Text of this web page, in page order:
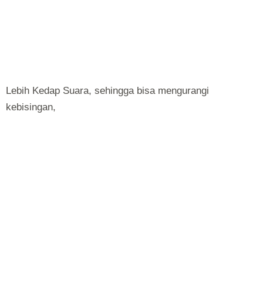
Lebih Kedap Suara, sehingga bisa mengurangi
kebisingan,